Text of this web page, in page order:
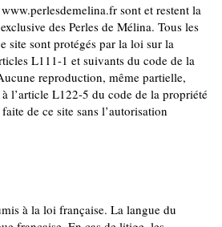
sont et restent la
des Perles de Mélina. Tous les
site sont protégés par la loi sur la
L111-1 et suivants du code de la
reproduction, même partielle,
l’article L122-5 du code de la propriété
de ce site sans l’autorisation
à la loi française. La langue du